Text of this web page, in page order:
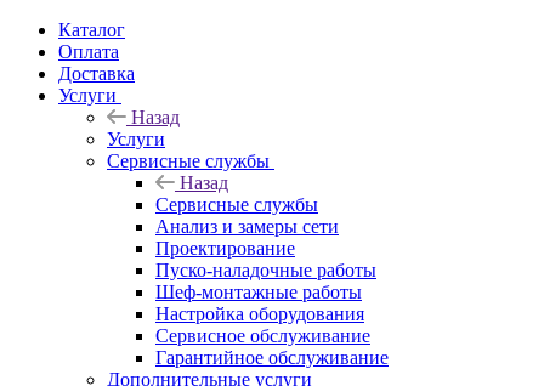
Каталог
Оплата
Доставка
Услуги
Назад
Услуги
Сервисные службы
Назад
Сервисные службы
Анализ и замеры сети
Проектирование
Пуско-наладочные работы
Шеф-монтажные работы
Настройка оборудования
Сервисное обслуживание
Гарантийное обслуживание
Дополнительные услуги